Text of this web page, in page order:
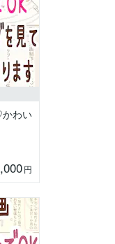
わい
円